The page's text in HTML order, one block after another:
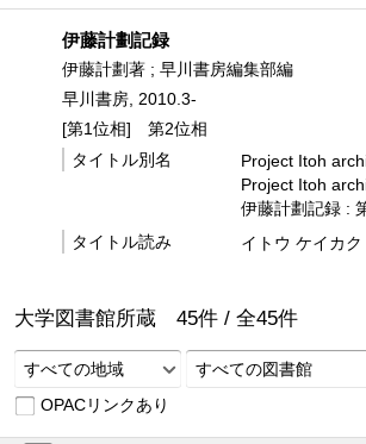
伊藤計劃記録
伊藤計劃著 ; 早川書房編集部編
早川書房, 2010.3-
[第1位相]
第2位相
タイトル別名
Project Itoh
Project Itoh
伊藤計劃記録 :
タイトル読み
イトウ ケイカク
大学図書館所蔵 45件 / 全45件
すべての地域
すべての図書館
OPACリンクあり